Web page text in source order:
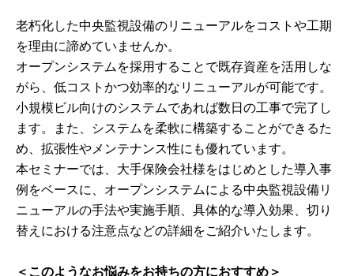
老朽化した中央監視設備のリニューアルをコストや工期
を理由に諦めていませんか。
オープンシステムを採用することで既存資産を活用しな
がら、低コストかつ効率的なリニューアルが可能です。
小規模ビル向けのシステムであれば数日の工事で完了し
ます。また、システムを柔軟に構築することができるた
め、拡張性やメンテナンス性にも優れています。
本セミナーでは、大手保険会社様をはじめとした導入事
例をベースに、オープンシステムによる中央監視設備リ
ニューアルの手法や実施手順、具体的な導入効果、切り
替えにおける注意点などの詳細をご紹介いたします。
＜このようなお悩みをお持ちの方におすすめ＞